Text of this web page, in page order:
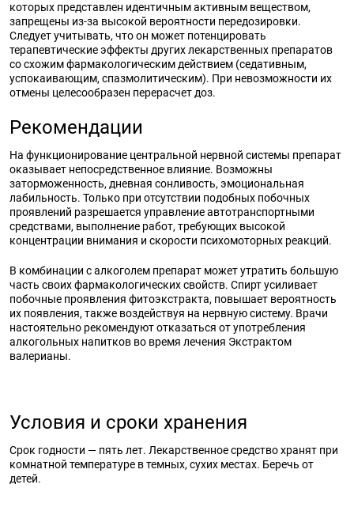
которых представлен идентичным активным веществом,
запрещены из-за высокой вероятности передозировки.
Следует учитывать, что он может потенцировать
терапевтические эффекты других лекарственных препаратов
со схожим фармакологическим действием (седативным,
успокаивающим, спазмолитическим). При невозможности их
отмены целесообразен перерасчет доз.
Рекомендации
На функционирование центральной нервной системы препарат
оказывает непосредственное влияние. Возможны
заторможенность, дневная сонливость, эмоциональная
лабильность. Только при отсутствии подобных побочных
проявлений разрешается управление автотранспортными
средствами, выполнение работ, требующих высокой
концентрации внимания и скорости психомоторных реакций.
В комбинации с алкоголем препарат может утратить большую
часть своих фармакологических свойств. Спирт усиливает
побочные проявления фитоэкстракта, повышает вероятность
их появления, также воздействуя на нервную систему. Врачи
настоятельно рекомендуют отказаться от употребления
алкогольных напитков во время лечения Экстрактом
валерианы.
Условия и сроки хранения
Срок годности — пять лет. Лекарственное средство хранят при
комнатной температуре в темных, сухих местах. Беречь от
детей.